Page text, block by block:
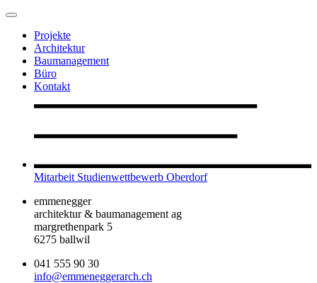
Projekte
Architektur
Baumanagement
Büro
Kontakt
Mitarbeit Studienwettbewerb Oberdorf
emmenegger
architektur & baumanagement ag
margrethenpark 5
6275 ballwil
041 555 90 30
info@emmeneggerarch.ch